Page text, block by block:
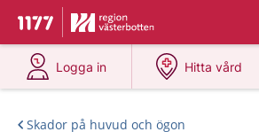
Till startsidan för 1177
Du har valt region
Logga in
på 1177.se
Hitta vård
på 1177.se
Skador på huvud och ögon